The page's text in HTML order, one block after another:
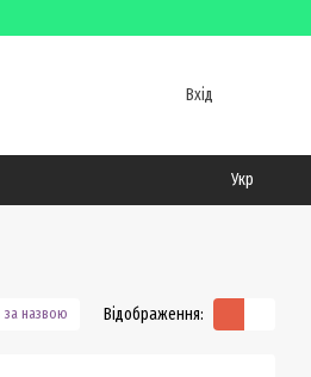
Вхід
Укр
за назвою Відображення: